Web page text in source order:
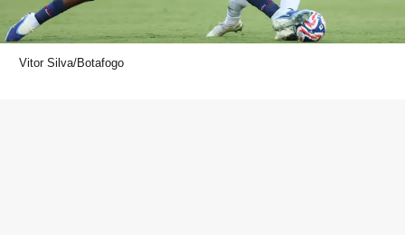
Vitor Silva/Botafogo